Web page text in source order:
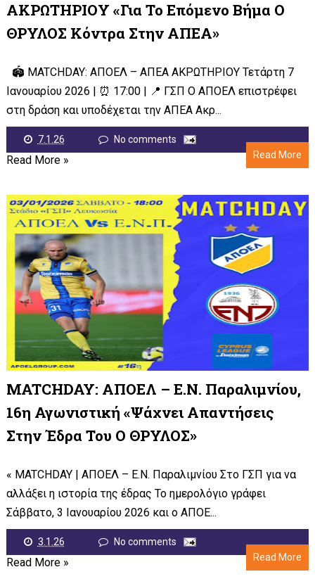
ΑΚΡΩΤΗΡΙΟΥ «Για Το Επόμενο Βήμα Ο
ΘΡΥΛΟΣ Κόντρα Στην ΑΠΕΑ»
🏟 MATCHDAY: ΑΠΟΕΛ – ΑΠΕΑ ΑΚΡΩΤΗΡΙΟΥ Τετάρτη 7
Ιανουαρίου 2026 | ⏰ 17:00 | 📍 ΓΣΠ Ο ΑΠΟΕΛ επιστρέφει
στη δράση και υποδέχεται την ΑΠΕΑ Ακρ...
7.1.26
No comments
Read More
Read More »
MATCHDAY: ΑΠΟΕΛ – Ε.Ν. Παραλιμνίου,
16η Αγωνιστική «Ψάχνει Απαντήσεις
Στην Έδρα Του Ο ΘΡΥΛΟΣ»
« MATCHDAY | ΑΠΟΕΛ – Ε.Ν. Παραλιμνίου Στο ΓΣΠ για να
αλλάξει η ιστορία της έδρας Το ημερολόγιο γράφει
Σάββατο, 3 Ιανουαρίου 2026 και ο ΑΠΟΕ...
3.1.26
No comments
Read More
Read More »